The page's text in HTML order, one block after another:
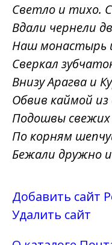
Светло и тихо.
Вдали чернели
Наш монастырь
Сверкал
Внизу Арагва и
Обвив каймой из
Подошвы свежих
По корням
Бежали дружно и
Добавить сайт
Удалить сайт